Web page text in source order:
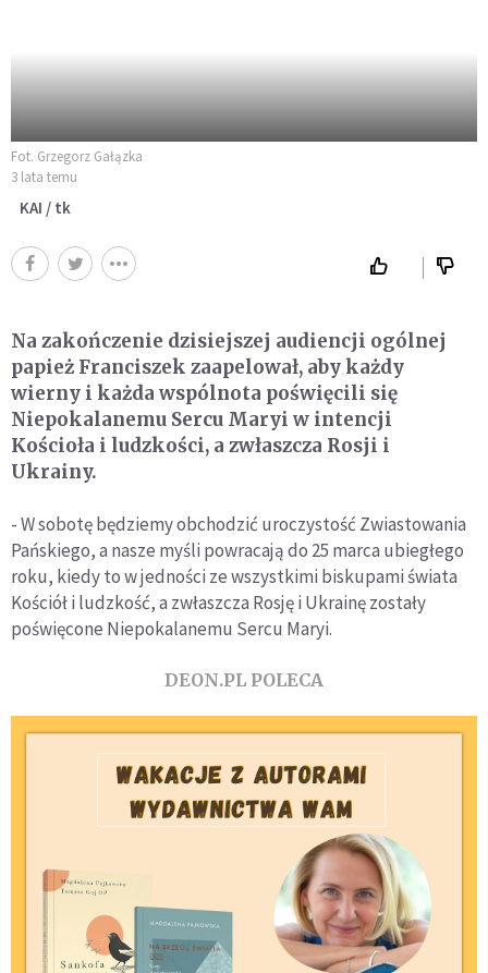
Fot. Grzegorz Gałązka
3 lata temu
KAI / tk
Na zakończenie dzisiejszej audiencji ogólnej
papież Franciszek zaapelował, aby każdy
wierny i każda wspólnota poświęcili się
Niepokalanemu Sercu Maryi w intencji
Kościoła i ludzkości, a zwłaszcza Rosji i
Ukrainy.
- W sobotę będziemy obchodzić uroczystość Zwiastowania
Pańskiego, a nasze myśli powracają do 25 marca ubiegłego
roku, kiedy to w jedności ze wszystkimi biskupami świata
Kościół i ludzkość, a zwłaszcza Rosję i Ukrainę zostały
poświęcone Niepokalanemu Sercu Maryi.
DEON.PL POLECA